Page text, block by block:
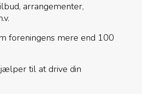
arrangementer,
foreningens mere end 100
til at drive din